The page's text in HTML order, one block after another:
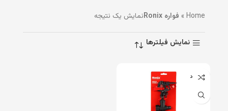
Home
» فواره Ronix نمایش یک نتیجه
نمایش فیلترها
ناموجود